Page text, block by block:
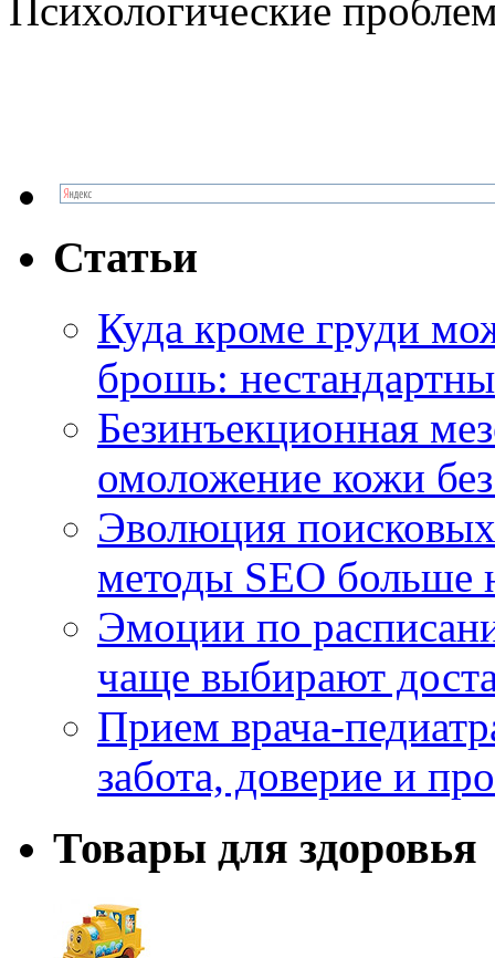
Психологические
Статьи
Куда кроме груди
брошь:
Безинъекционная
омоложение кожи
Эволюция
методы SEO больше
Эмоции по
чаще выбирают
Прием врача-
забота, доверие и
Товары для здоровья